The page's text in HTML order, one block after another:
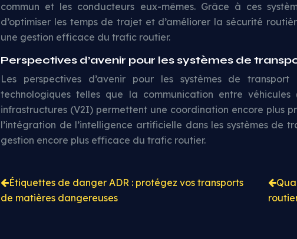
commun et les conducteurs eux-mêmes. Grâce à ces
d’optimiser les temps de trajet et d’améliorer la sécurité
une gestion efficace du trafic routier.
Perspectives d’avenir pour les systèmes de
Les perspectives d’avenir pour les systèmes de
technologiques telles que la communication entre
infrastructures (V2I) permettent une coordination encore plus
l’intégration de l’intelligence artificielle dans les systèmes de
gestion encore plus efficace du trafic routier.
Étiquettes de danger ADR : protégez vos transports
de matières dangereuses